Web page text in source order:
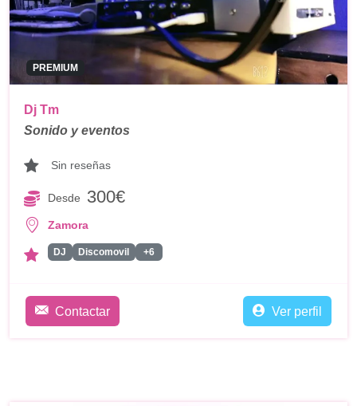
PREMIUM
Dj Tm
Sonido y eventos
Sin reseñas
Desde 300€
Zamora
DJ Discomovil +6
Contactar Ver perfil